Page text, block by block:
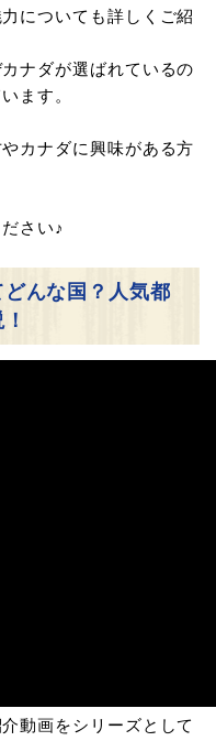
についても詳しくご紹
ナダが選ばれているの
ます。
カナダに興味がある方
さい♪
どんな国？人気都
動画をシリーズとして